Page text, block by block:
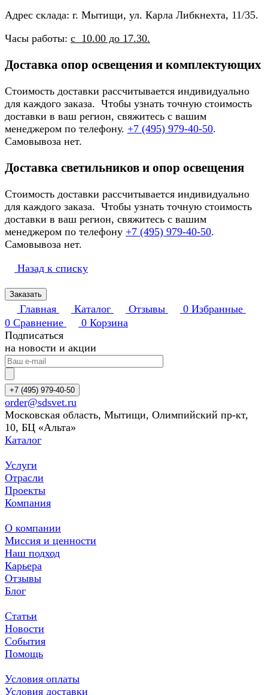
Адрес склада: г. Мытищи, ул. Карла Либкнехта, 11/35.
Часы работы: с 10.00 до 17.30.
Доставка опор освещения и комплектующих
Стоимость доставки рассчитывается индивидуально
для каждого заказа. Чтобы узнать точную стоимость
доставки в ваш регион, свяжитесь с вашим
менеджером по телефону. +7 (495) 979-40-50.
Самовывоза нет.
Доставка светильников и опор освещения
Стоимость доставки рассчитывается индивидуально
для каждого заказа. Чтобы узнать точную стоимость
доставки в ваш регион, свяжитесь с вашим
менеджером по телефону +7 (495) 979-40-50.
Самовывоза нет.
Назад к списку
Заказать
Главная Каталог Отзывы 0 Избранные
0 Сравнение 0 Корзина
Подписаться
на новости и акции
+7 (495) 979-40-50
order@sdsvet.ru
Московская область, Мытищи, Олимпийский пр-кт,
10, БЦ «Альта»
Каталог
Услуги
Отрасли
Проекты
Компания
О компании
Миссия и ценности
Наш подход
Карьера
Отзывы
Блог
Статьи
Новости
События
Помощь
Условия оплаты
Условия доставки